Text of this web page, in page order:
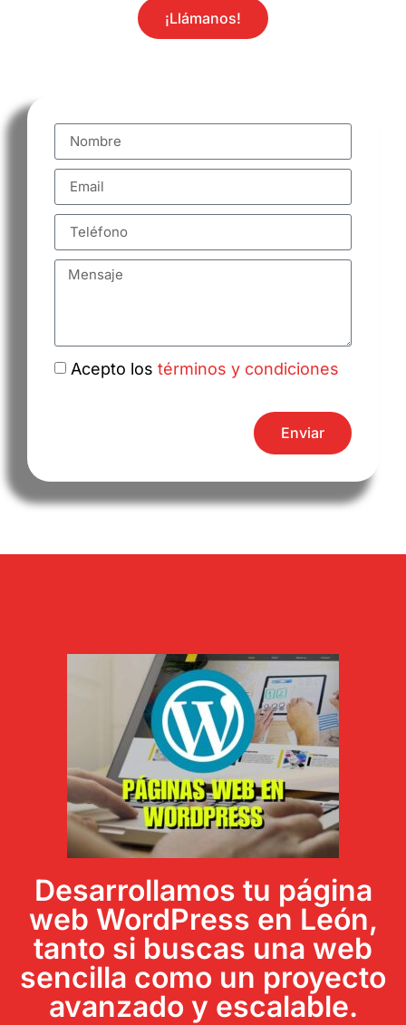
¡Llámanos!
Acepto los términos y condiciones
Enviar
Desarrollamos tu página
web WordPress en León,
tanto si buscas una web
sencilla como un proyecto
avanzado y escalable.